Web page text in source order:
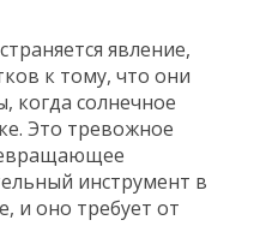
явление,
к тому, что они
когда солнечное
Это тревожное
инструмент в
и оно требует от